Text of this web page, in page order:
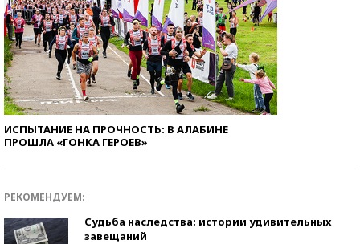
ИСПЫТАНИЕ НА ПРОЧНОСТЬ: В АЛАБИНЕ
ПРОШЛА «ГОНКА ГЕРОЕВ»
РЕКОМЕНДУЕМ:
Судьба наследства: истории удивительных
завещаний